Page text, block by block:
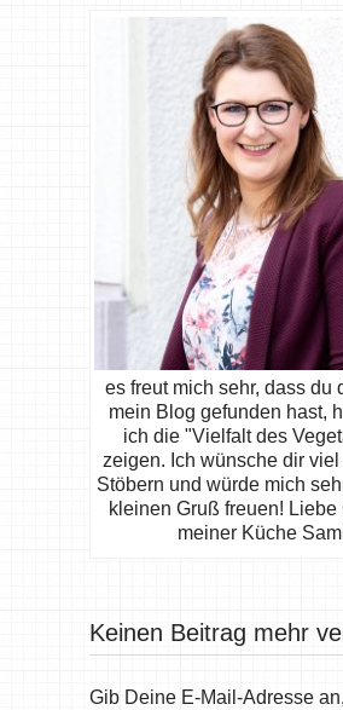
es freut mich sehr, dass du
mein Blog gefunden hast,
ich die "Vielfalt des
zeigen. Ich wünsche dir
Stöbern und würde mich
kleinen Gruß freuen! Liebe
meiner Küche
Keinen Beitrag mehr
Gib Deine E-Mail-Adresse